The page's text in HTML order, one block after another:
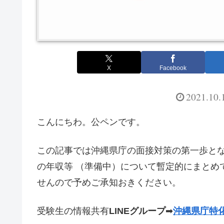
X Facebook
こんにちわ。公ペンです。
この記事では沖縄県庁の面接対策の第一歩と
の年収等 （準備中）について暫定的にまと
せんので予めご承知おきください。
受験生の情報共有LINEグループ➡沖縄県庁特